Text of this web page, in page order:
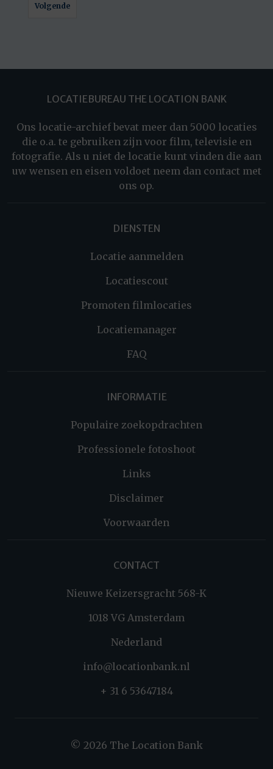
Volgende
LOCATIEBUREAU THE LOCATION BANK
Ons locatie-archief bevat meer dan 5000 locaties
die o.a. te gebruiken zijn voor film, televisie en
fotografie. Als u niet de locatie kunt vinden die aan
uw wensen en eisen voldoet neem dan contact met
ons op.
DIENSTEN
Locatie aanmelden
Locatiescout
Promoten filmlocaties
Locatiemanager
FAQ
INFORMATIE
Populaire zoekopdrachten
Professionele fotoshoot
Links
Disclaimer
Voorwaarden
CONTACT
Nieuwe Keizersgracht 568-K
1018 VG Amsterdam
Nederland
info@locationbank.nl
+ 31 6 53647184
© 2026 The Location Bank